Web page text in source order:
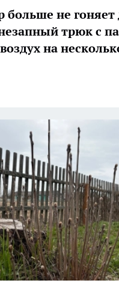
больше не гоняет
трюк с
на